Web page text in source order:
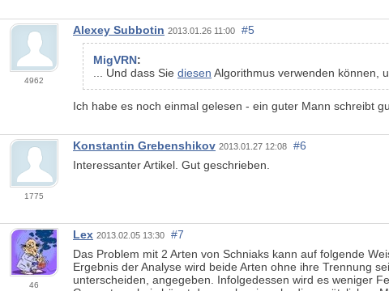
4962
Alexey Subbotin 2013.01.26 11:00 #5
MigVRN:
... Und dass Sie diesen Algorithmus verwenden können,
Ich habe es noch einmal gelesen - ein guter Mann schreibt
1775
Konstantin Grebenshikov 2013.01.27 12:08
#6
Interessanter Artikel. Gut geschrieben.
46
Lex 2013.02.05 13:30
#7
Das Problem mit 2 Arten von Schniaks kann auf folgende
Ergebnis der Analyse wird beide Arten ohne ihre Trennung
unterscheiden, angegeben. Infolgedessen wird es weniger